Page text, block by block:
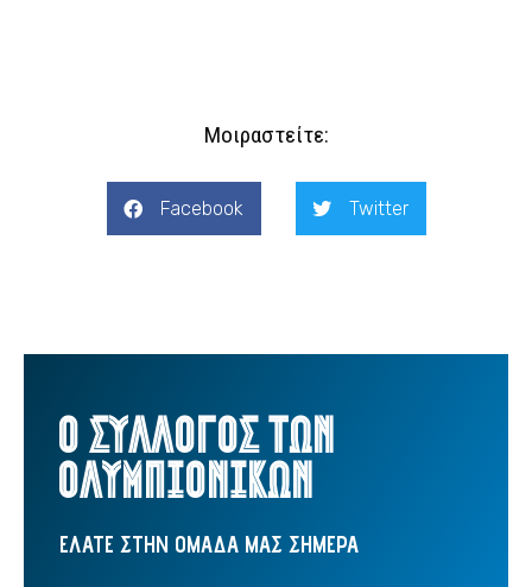
Μοιραστείτε:
Facebook Twitter
Ο ΣΥΛΛΟΓΟΣ ΤΩΝ
ΟΛΥΜΠΙΟΝΙΚΩΝ
ΕΛΑΤΕ ΣΤΗΝ ΟΜΑΔΑ ΜΑΣ ΣΗΜΕΡΑ